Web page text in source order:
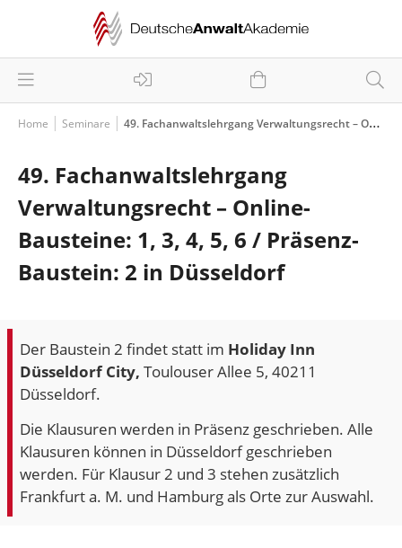
Home Seminare 49. Fachanwaltslehrgang Verwaltungsrecht – Online-Bausteine: 1, 3, 4, 5, 6 / Präsenz-Baustein: 2 in Düsseldorf
49. Fachanwaltslehrgang
Verwaltungsrecht – Online-
Bausteine: 1, 3, 4, 5, 6 / Präsenz-
Baustein: 2 in Düsseldorf
Der Baustein 2 findet statt im Holiday Inn
Düsseldorf City, Toulouser Allee 5, 40211
Düsseldorf.
Die Klausuren werden in Präsenz geschrieben. Alle
Klausuren können in Düsseldorf geschrieben
werden. Für Klausur 2 und 3 stehen zusätzlich
Frankfurt a. M. und Hamburg als Orte zur Auswahl.